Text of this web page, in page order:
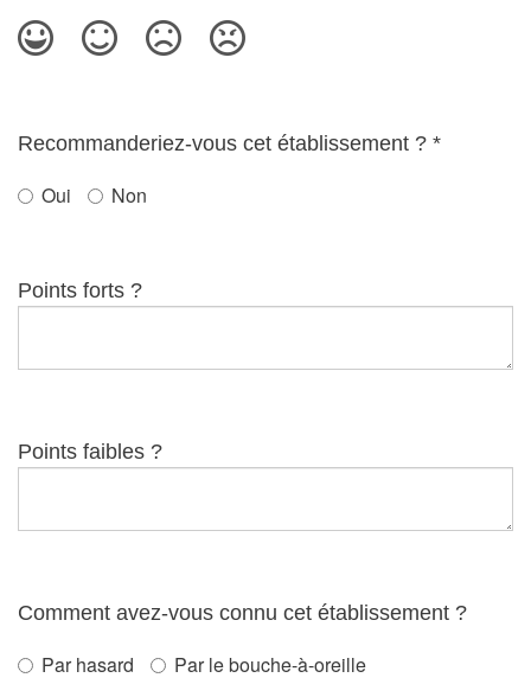
Recommanderiez-vous cet établissement ? *
Oui Non
Points forts ?
Points faibles ?
Comment avez-vous connu cet établissement ?
Par hasard
Par le bouche-à-oreille